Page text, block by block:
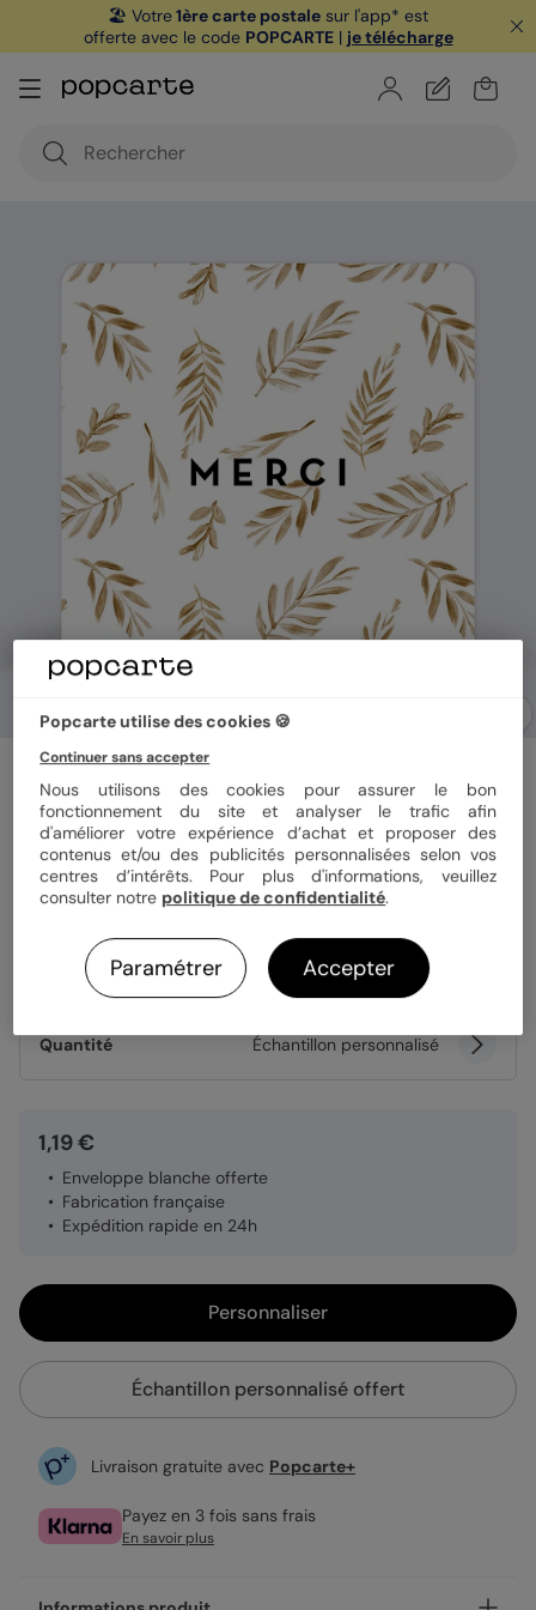
🏖️ Votre1ère carte postale sur l'app* est
offerte avec le code POPCARTE| je télécharge
Carte remerciement naissance
Golden Jungle
Format 14x14 cm
Papier Papier Satiné
Quantité Échantillon personnalisé
1,19 €
Enveloppe blanche offerte
Fabrication française
Expédition rapide en 24h
Personnaliser
Échantillon personnalisé offert
Livraison gratuite avec Popcarte+
Payez en 3 fois sans frais
En savoir plus
Popcarte utilise des cookies 🍪
Continuer sans accepter
Nous utilisons des cookies pour assurer le bon
fonctionnement du site et analyser le trafic afin
d'améliorer votre expérience d’achat et proposer des
contenus et/ou des publicités personnalisées selon vos
centres d’intérêts. Pour plus d'informations, veuillez
consulter notre politique de confidentialité.
Paramétrer Accepter